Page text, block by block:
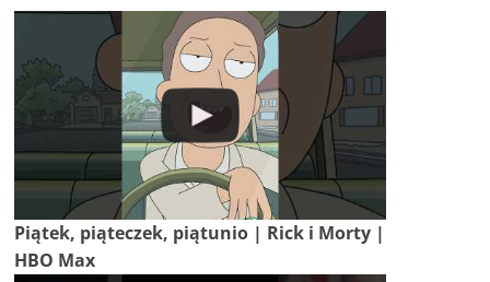
Piątek, piąteczek, piątunio | Rick i Morty |
HBO Max